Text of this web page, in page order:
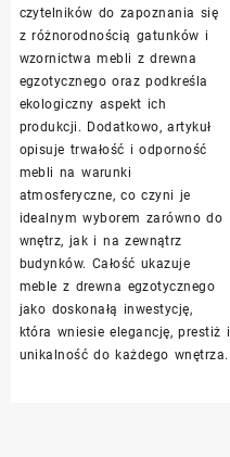
czytelników do zapoznania się
z różnorodnością gatunków i
wzornictwa mebli z drewna
egzotycznego oraz podkreśla
ekologiczny aspekt ich
produkcji. Dodatkowo, artykuł
opisuje trwałość i odporność
mebli na warunki
atmosferyczne, co czyni je
idealnym wyborem zarówno do
wnętrz, jak i na zewnątrz
budynków. Całość ukazuje
meble z drewna egzotycznego
jako doskonałą inwestycję,
która wniesie elegancję, prestiż i
unikalność do każdego wnętrza.